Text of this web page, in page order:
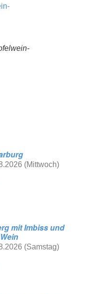
(Mittwoch)
mit Imbiss und
(Samstag)